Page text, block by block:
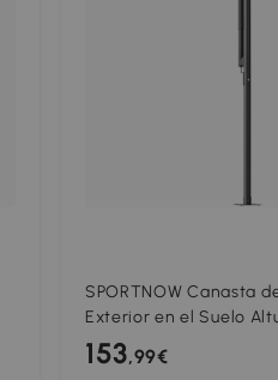
SPORTNOW Canasta
Exterior en el Suelo
230-375 cm con
Irrompible 120 cm Aro
153,99€